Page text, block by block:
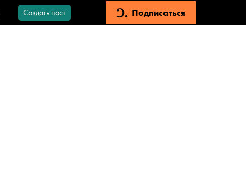
Создать пост Подписаться